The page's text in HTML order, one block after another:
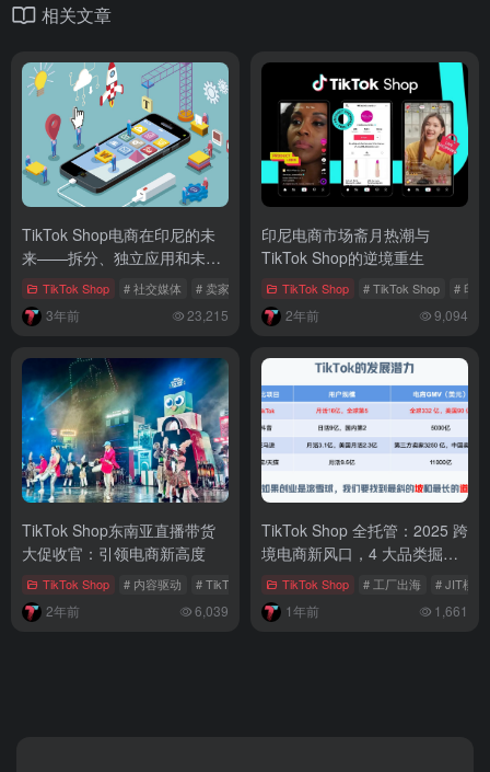
相关文章
TikTok Shop电商在印尼的未
来——拆分、独立应用和未知
的挑战
TikTok Shop # 社交媒体 # 卖家挑战 # 海外市场
3年前 23,215
印尼电商市场斋月热潮与
TikTok Shop的逆境重生
TikTok Shop # TikTok Shop # 印
2年前 9,094
TikTok Shop东南亚直播带货
大促收官：引领电商新高度
TikTok Shop # 内容驱动 # TikTok Shop # TikTok直播带货
2年前 6,039
TikTok Shop 全托管：2025 跨
境电商新风口，4 大品类掘金
攻略TikTok Shop # 工厂出海 # JIT模式
1年前 1,661